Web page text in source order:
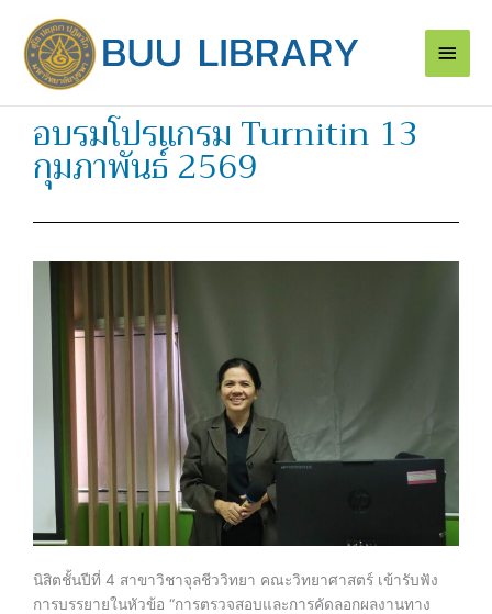
content
Main
อบรมโปรแกรม Turnitin 13
กุมภาพันธ์ 2569
นิสิตชั้นปีที่ 4 สาขาวิชาจุลชีววิทยา คณะวิทยาศาสตร์ เข้ารับฟัง
การบรรยายในหัวข้อ “การตรวจสอบและการคัดลอกผลงานทาง